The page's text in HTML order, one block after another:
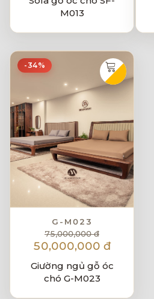
M013
-34%
G-M023
75,000,000 đ
50,000,000 đ
Giường ngủ gỗ óc
chó G-M023